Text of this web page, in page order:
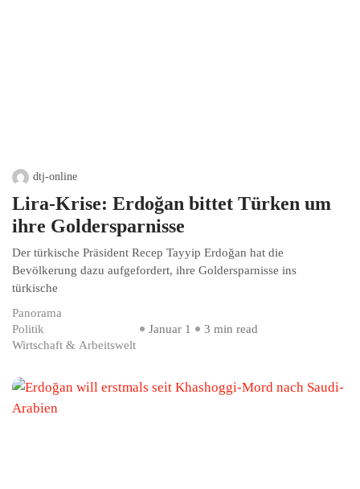
dtj-online
Lira-Krise: Erdoğan bittet Türken um
ihre Goldersparnisse
Der türkische Präsident Recep Tayyip Erdoğan hat die
Bevölkerung dazu aufgefordert, ihre Goldersparnisse ins
türkische
Panorama
Politik
Wirtschaft & Arbeitswelt
Januar 1 3 min read